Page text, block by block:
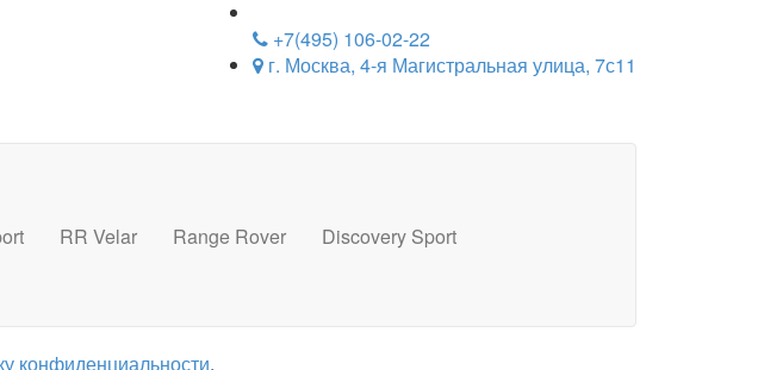
+7(495) 106-02-22
г. Москва, 4-я Магистральная улица, 7с11
RR Velar Range Rover Discovery Sport
конфиденциальности.